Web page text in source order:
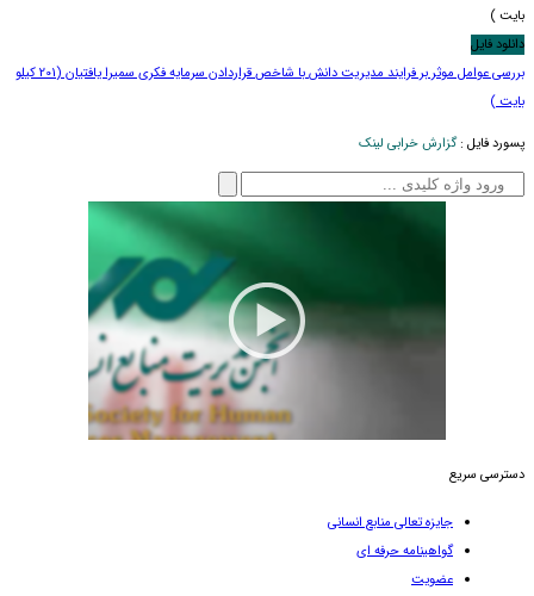
بایت )
دانلود فایل
بررسی عوامل موثر بر فرایند مدیریت دانش با شاخص قراردادن سرمایه فکری سمیرا یافتیان (201 کیلو
بایت )
پسورد فایل :گزارش خرابی لینک
جستجو
دسترسی سریع
جایزه تعالی منابع انسانی
گواهینامه حرفه ای
عضویت